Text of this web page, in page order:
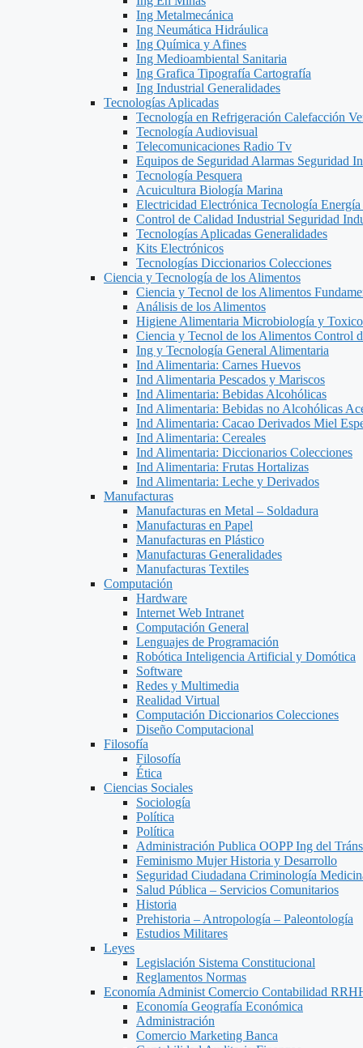
Ing Metalmecánica
Ing Neumática Hidráulica
Ing Química y Afines
Ing Medioambiental Sanitaria
Ing Grafica Tipografía Cartografía
Ing Industrial Generalidades
Tecnologías Aplicadas
Tecnología en Refrigeración Calefacción
Tecnología Audiovisual
Telecomunicaciones Radio Tv
Equipos de Seguridad Alarmas Seguridad
Tecnología Pesquera
Acuicultura Biología Marina
Electricidad Electrónica Tecnología Energía
Control de Calidad Industrial Seguridad
Tecnologías Aplicadas Generalidades
Kits Electrónicos
Tecnologías Diccionarios Colecciones
Ciencia y Tecnología de los Alimentos
Ciencia y Tecnol de los Alimentos
Análisis de los Alimentos
Higiene Alimentaria Microbiología y
Ciencia y Tecnol de los Alimentos Control
Ing y Tecnología General Alimentaria
Ind Alimentaria: Carnes Huevos
Ind Alimentaria Pescados y Mariscos
Ind Alimentaria: Bebidas Alcohólicas
Ind Alimentaria: Bebidas no Alcohólicas
Ind Alimentaria: Cacao Derivados Miel
Ind Alimentaria: Cereales
Ind Alimentaria: Diccionarios Colecciones
Ind Alimentaria: Frutas Hortalizas
Ind Alimentaria: Leche y Derivados
Manufacturas
Manufacturas en Metal – Soldadura
Manufacturas en Papel
Manufacturas en Plástico
Manufacturas Generalidades
Manufacturas Textiles
Computación
Hardware
Internet Web Intranet
Computación General
Lenguajes de Programación
Robótica Inteligencia Artificial y Domótica
Software
Redes y Multimedia
Realidad Virtual
Computación Diccionarios Colecciones
Diseño Computacional
Filosofía
Filosofía
Ética
Ciencias Sociales
Sociología
Política
Política
Administración Publica OOPP Ing del
Feminismo Mujer Historia y Desarrollo
Seguridad Ciudadana Criminología
Salud Pública – Servicios Comunitarios
Historia
Prehistoria – Antropología – Paleontología
Estudios Militares
Leyes
Legislación Sistema Constitucional
Reglamentos Normas
Economía Administ Comercio Contabilidad
Economía Geografía Económica
Administración
Comercio Marketing Banca